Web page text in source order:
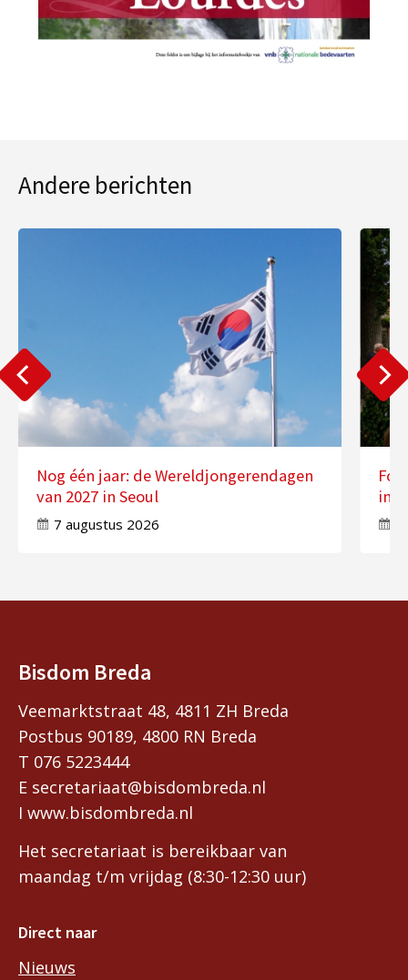
Andere berichten
Nog één jaar: de Wereldjongerendagen
van 2027 in Seoul
7 augustus 2026
in
Bisdom Breda
Veemarktstraat 48, 4811 ZH Breda
Postbus 90189, 4800 RN Breda
T 076 5223444
E secretariaat@bisdombreda.nl
I www.bisdombreda.nl
Het secretariaat is bereikbaar van
maandag t/m vrijdag (8:30-12:30 uur)
Direct naar
Nieuws